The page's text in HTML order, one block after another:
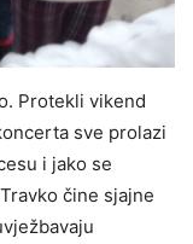
Protekli vikend
sve prolazi
i jako se
čine sjajne